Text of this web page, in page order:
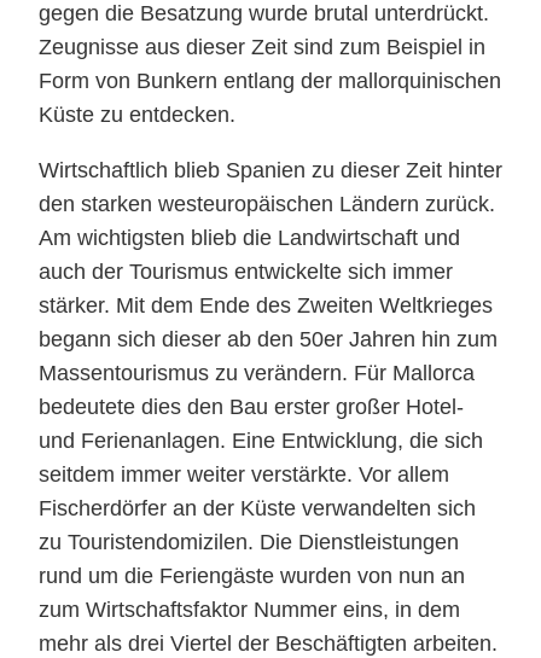
gegen die Besatzung wurde brutal unterdrückt.
Zeugnisse aus dieser Zeit sind zum Beispiel in
Form von Bunkern entlang der mallorquinischen
Küste zu entdecken.
Wirtschaftlich blieb Spanien zu dieser Zeit hinter
den starken westeuropäischen Ländern zurück.
Am wichtigsten blieb die Landwirtschaft und
auch der Tourismus entwickelte sich immer
stärker. Mit dem Ende des Zweiten Weltkrieges
begann sich dieser ab den 50er Jahren hin zum
Massentourismus zu verändern. Für Mallorca
bedeutete dies den Bau erster großer Hotel-
und Ferienanlagen. Eine Entwicklung, die sich
seitdem immer weiter verstärkte. Vor allem
Fischerdörfer an der Küste verwandelten sich
zu Touristendomizilen. Die Dienstleistungen
rund um die Feriengäste wurden von nun an
zum Wirtschaftsfaktor Nummer eins, in dem
mehr als drei Viertel der Beschäftigten arbeiten.